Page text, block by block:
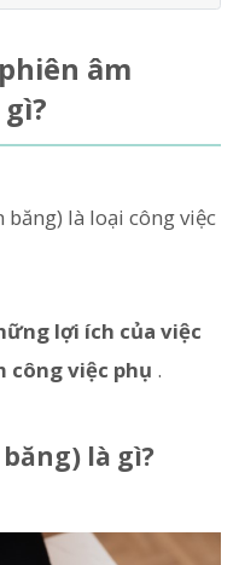
âm
là loại công việc
lợi ích của việc
công việc phụ .
là gì?